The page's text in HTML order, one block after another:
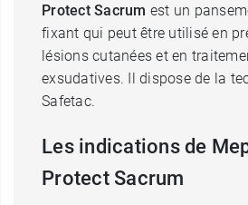
Protect Sacrum est un
fixant qui peut être utilisé en
lésions cutanées et en
exsudatives. Il dispose de la
Safetac.
Les indications de
Protect Sacrum